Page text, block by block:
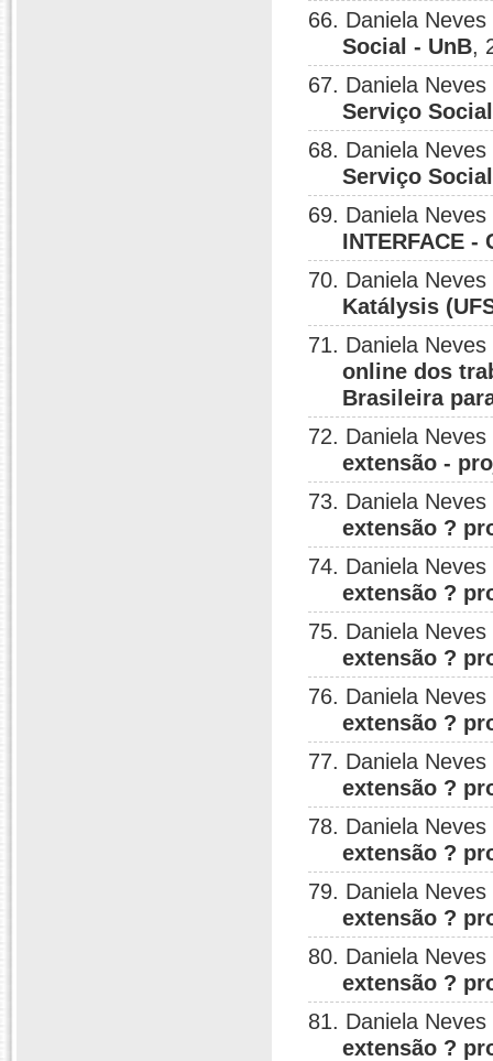
66. Daniela
Social - UnB,
67. Daniela
Serviço
68. Daniela
Serviço
69. Daniela
INTERFACE -
70. Daniela
Katálysis
71. Daniela
online dos
Brasileira
72. Daniela
extensão -
73. Daniela
extensão ?
74. Daniela
extensão ?
75. Daniela
extensão ?
76. Daniela
extensão ?
77. Daniela
extensão ?
78. Daniela
extensão ?
79. Daniela
extensão ?
80. Daniela
extensão ?
81. Daniela
extensão ?